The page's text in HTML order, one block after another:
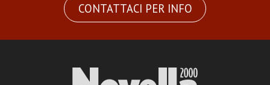
CONTATTACI PER INFO